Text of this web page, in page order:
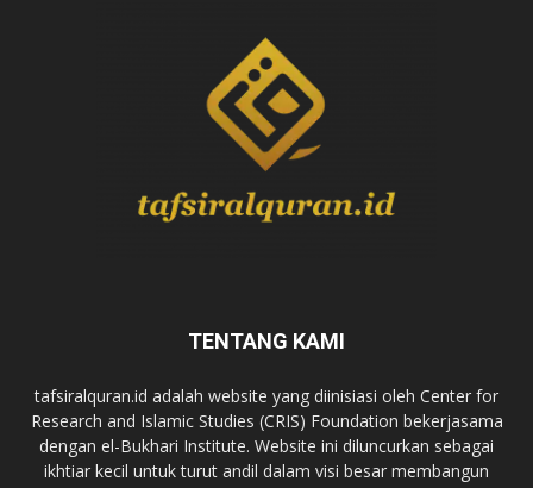
TENTANG KAMI
tafsiralquran.id adalah website yang diinisiasi oleh Center for
Research and Islamic Studies (CRIS) Foundation bekerjasama
dengan el-Bukhari Institute. Website ini diluncurkan sebagai
ikhtiar kecil untuk turut andil dalam visi besar membangun